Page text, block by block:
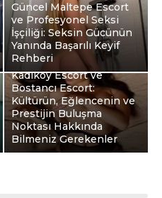
Güncel Maltepe Escort
ve Profesyonel Seksi
İşçiliği: Seksin Gücünün
Yanında Başarılı Keyif
Rehberi
Kadıköy Escort ve
Bostancı Escort:
Kültürün, Eğlencenin ve
Prestijin Buluşma
Noktası Hakkında
Bilmeniz Gerekenler